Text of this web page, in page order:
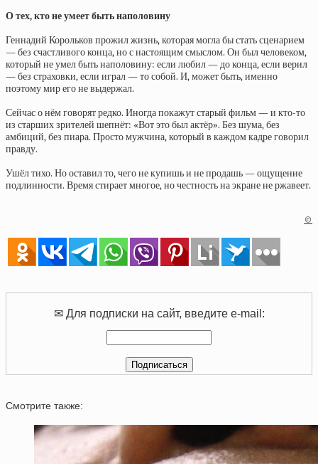
О тех, кто не умеет быть наполовину
Геннадий Корольков прожил жизнь, которая могла бы стать сценарием
— без счастливого конца, но с настоящим смыслом. Он был человеком,
который не умел быть наполовину: если любил — до конца, если верил
— без страховки, если играл — то собой. И, может быть, именно
поэтому мир его не выдержал.
Сейчас о нём говорят редко. Иногда покажут старый фильм — и кто-то
из старших зрителей шепнёт: «Вот это был актёр». Без шума, без
амбиций, без пиара. Просто мужчина, который в каждом кадре говорил
правду.
Ушёл тихо. Но оставил то, чего не купишь и не продашь — ощущение
подлинности. Время стирает многое, но честность на экране не ржавеет.
©
✉ Для подписки на сайт, введите e-mail:
Смотрите также: